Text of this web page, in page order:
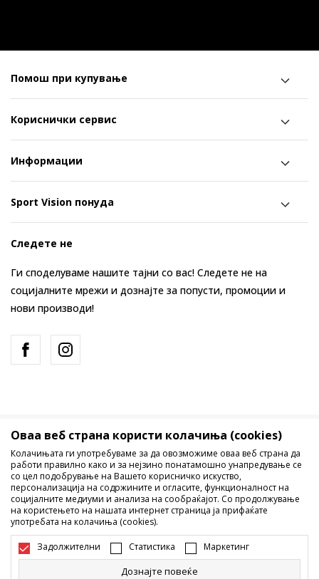
Помош при купување
Кориснички сервис
Информации
Sport Vision понуда
Следете не
Ги споделуваме нашите тајни со вас! Следете не на
социјалните мрежи и дознајте за попусти, промоции и
нови производи!
Македонија Промена
Не е дозволено превземање или користење на содржината од
интернет страните на Sport Vision, делумно или целосно a се
однесува на логоа, трговски марки, комерцијални содржини, ниту
Оваа веб страна користи колачиња (cookies)
Колачињата ги употребуваме за да овозможиме оваа веб страна да
работи правилно како и за нејзино понатамошно унапредување се
со цел подобрување на Вашето корисничко искуство,
персонализација на содржините и огласите, функционалност на
социјалните медиуми и анализа на сообраќајот. Со продолжување
на користењето на нашата интернет страница ја прифаќате
употребата на колачиња (cookies).
Задолжителни Статистика Маркетинг
Дознајте повеќе